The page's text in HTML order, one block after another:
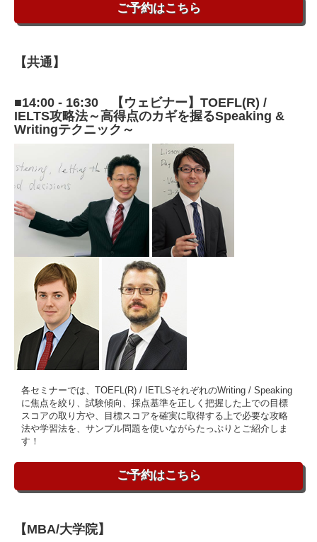
ご予約はこちら
【共通】
■14:00 - 16:30 【ウェビナー】TOEFL(R) /
IELTS攻略法～高得点のカギを握るSpeaking &
Writingテクニック～
各セミナーでは、TOEFL(R) / IETLSそれぞれのWriting / Speaking
に焦点を絞り、試験傾向、採点基準を正しく把握した上での目標
スコアの取り方や、目標スコアを確実に取得する上で必要な攻略
法や学習法を、サンプル問題を使いながらたっぷりとご紹介しま
す！
ご予約はこちら
【MBA/大学院】